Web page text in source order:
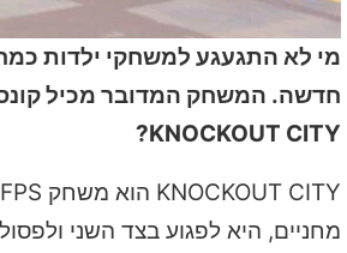
חדשה. המשחק המדובר מכיל
KNOCKOUT CITY?
מחניים, היא לפגוע בצד השני